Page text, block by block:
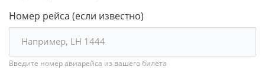
Номер рейса (если известно)
Введите номер авиарейса из вашего билета